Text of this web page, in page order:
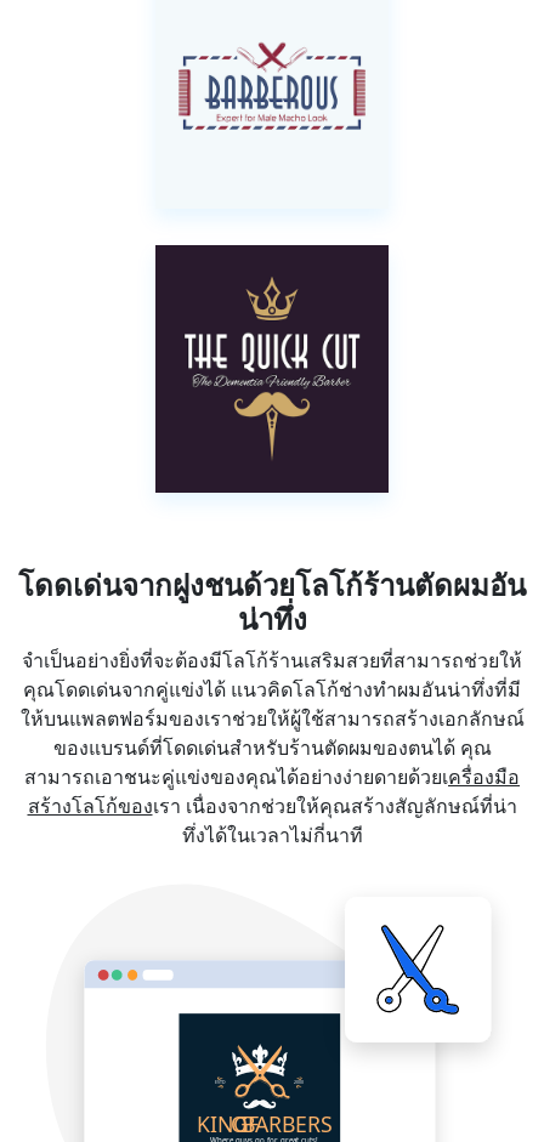
โดดเด่นจากฝูงชนด้วยโลโก้ร้านตัดผมอัน
น่าทึ่ง
จำเป็นอย่างยิ่งที่จะต้องมีโลโก้ร้านเสริมสวยที่สามารถช่วยให้
คุณโดดเด่นจากคู่แข่งได้ แนวคิดโลโก้ช่างทำผมอันน่าทึ่งที่มี
ให้บนแพลตฟอร์มของเราช่วยให้ผู้ใช้สามารถสร้างเอกลักษณ์
ของแบรนด์ที่โดดเด่นสำหรับร้านตัดผมของตนได้ คุณ
สามารถเอาชนะคู่แข่งของคุณได้อย่างง่ายดายด้วยเครื่องมือ
สร้างโลโก้ของเรา เนื่องจากช่วยให้คุณสร้างสัญลักษณ์ที่น่า
ทึ่งได้ในเวลาไม่กี่นาที